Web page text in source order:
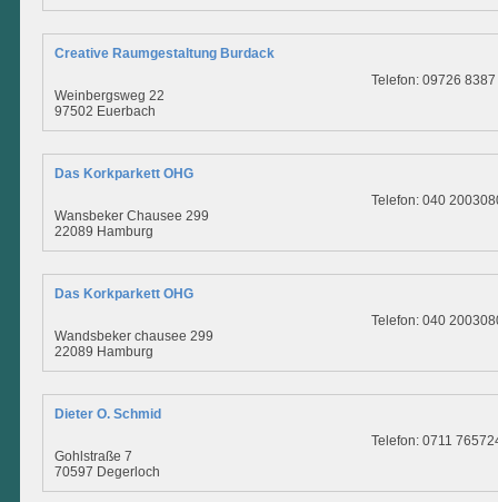
Creative Raumgestaltung Burdack
Weinbergsweg 22
97502 Euerbach
Telefon: 09726 8387
Das Korkparkett OHG
Wansbeker Chausee 299
22089 Hamburg
Telefon: 040
Das Korkparkett OHG
Wandsbeker chausee 299
22089 Hamburg
Telefon: 040
Dieter O. Schmid
Gohlstraße 7
70597 Degerloch
Telefon: 0711